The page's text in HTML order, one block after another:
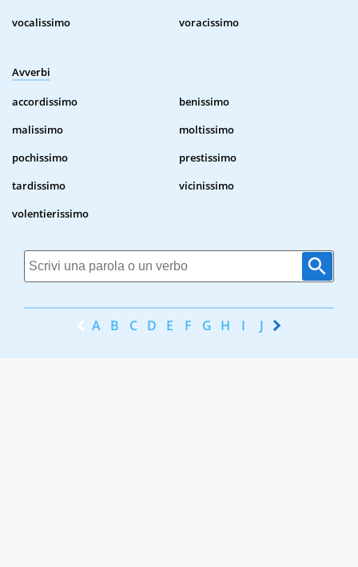
vocalissimo
voracissimo
Avverbi
accordissimo
benissimo
malissimo
moltissimo
pochissimo
prestissimo
tardissimo
vicinissimo
volentierissimo
A B C D E F G H I J K